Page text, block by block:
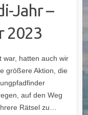
Jahr –
2023
war, hatten auch wir
größere Aktion, die
auf den Weg
Rätsel zu…